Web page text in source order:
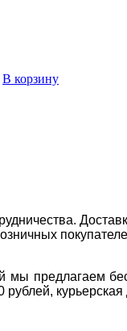
В корзину
предлагаем